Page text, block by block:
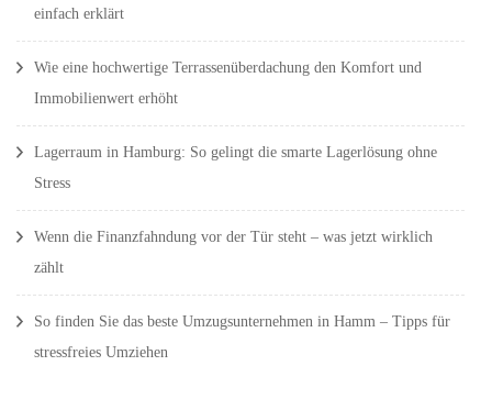
einfach erklärt
Wie eine hochwertige Terrassenüberdachung den Komfort und
Immobilienwert erhöht
Lagerraum in Hamburg: So gelingt die smarte Lagerlösung ohne
Stress
Wenn die Finanzfahndung vor der Tür steht – was jetzt wirklich
zählt
So finden Sie das beste Umzugsunternehmen in Hamm – Tipps für
stressfreies Umziehen